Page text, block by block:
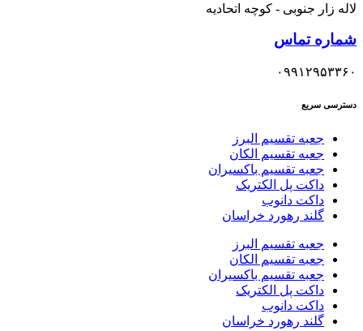
لاله زار جنوبی - کوچه اتحادیه
شماره تماس
۰۹۹۱۲۹۵۳۳۶۰
دسترسی سریع
جعبه تقسیم البرز
جعبه تقسیم الکان
جعبه تقسیم باکسیران
داکت پل الکتریک
داکت دانوب
گلند رهورد خراسان
جعبه تقسیم البرز
جعبه تقسیم الکان
جعبه تقسیم باکسیران
داکت پل الکتریک
داکت دانوب
گلند رهورد خراسان